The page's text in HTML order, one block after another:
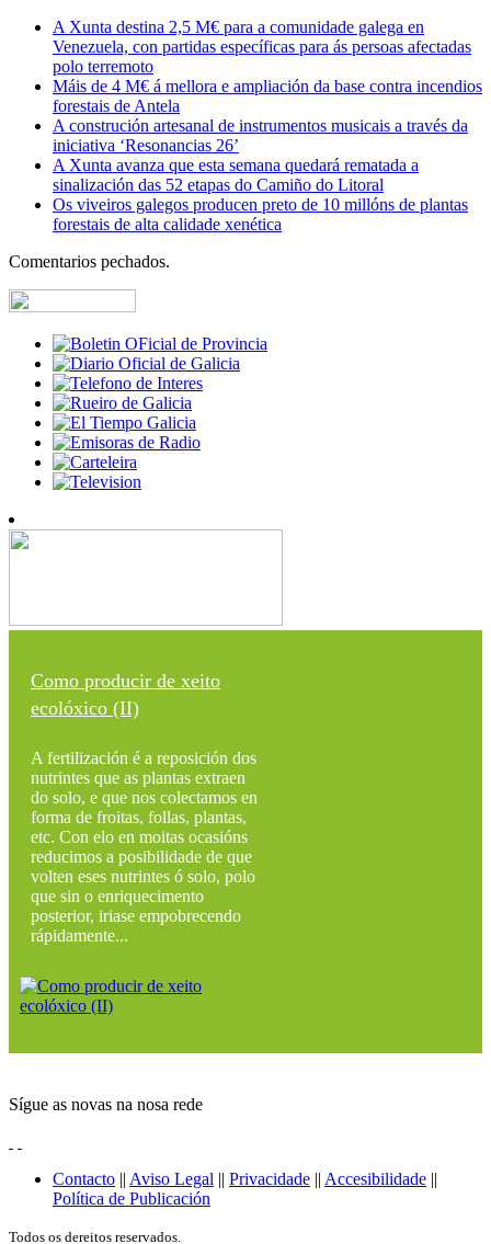
A Xunta destina 2,5 M€ para a comunidade galega en
Venezuela, con partidas específicas para ás persoas afectadas
polo terremoto
Máis de 4 M€ á mellora e ampliación da base contra incendios
forestais de Antela
A construción artesanal de instrumentos musicais a través da
iniciativa ‘Resonancias 26’
A Xunta avanza que esta semana quedará rematada a
sinalización das 52 etapas do Camiño do Litoral
Os viveiros galegos producen preto de 10 millóns de plantas
forestais de alta calidade xenética
Comentarios pechados.
Como producir de xeito
ecolóxico (II)
A fertilización é a reposición dos
nutrintes que as plantas extraen
do solo, e que nos colectamos en
forma de froitas, follas, plantas,
etc. Con elo en moitas ocasións
reducimos a posibilidade de que
volten eses nutrintes ó solo, polo
que sin o enriquecimento
posterior, iriase empobrecendo
rápidamente...
Sígue as novas na nosa rede
Contacto || Aviso Legal || Privacidade || Accesibilidade ||
Política de Publicación
Todos os dereitos reservados.